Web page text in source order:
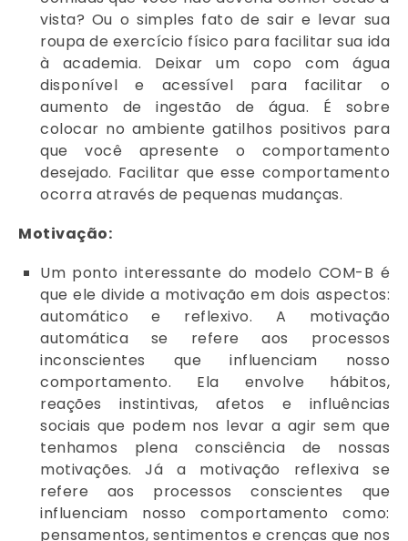
vista? Ou o simples fato de sair e levar sua
roupa de exercício físico para facilitar sua ida
à academia. Deixar um copo com água
disponível e acessível para facilitar o
aumento de ingestão de água. É sobre
colocar no ambiente gatilhos positivos para
que você apresente o comportamento
desejado. Facilitar que esse comportamento
ocorra através de pequenas mudanças.
Motivação:
Um ponto interessante do modelo COM-B é
que ele divide a motivação em dois aspectos:
automático e reflexivo. A motivação
automática se refere aos processos
inconscientes que influenciam nosso
comportamento. Ela envolve hábitos,
reações instintivas, afetos e influências
sociais que podem nos levar a agir sem que
tenhamos plena consciência de nossas
motivações. Já a motivação reflexiva se
refere aos processos conscientes que
influenciam nosso comportamento como:
pensamentos, sentimentos e crenças que nos